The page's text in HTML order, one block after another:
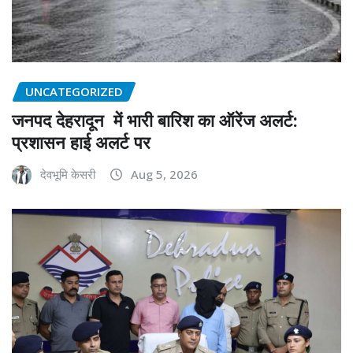
UNCATEGORIZED
जनपद देहरादून में भारी बारिश का ऑरेंज अलर्ट:
प्रशासन हाई अलर्ट पर
देवभूमि केसरी Aug 5, 2026